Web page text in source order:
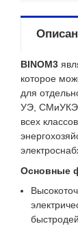
BINOM3
которое
для
УЭ, СМиУКЭ,
всех
Основные